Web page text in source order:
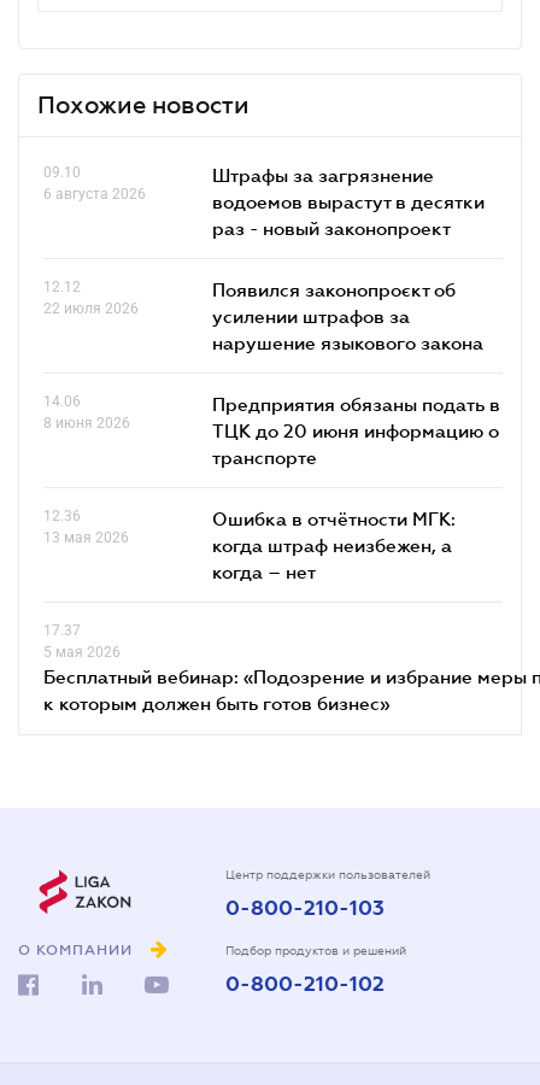
Похожие новости
09.10
6 августа 2026
Штрафы за загрязнение
водоемов вырастут в десятки
раз - новый законопроект
12.12
22 июля 2026
Появился законопроєкт об
усилении штрафов за
нарушение языкового закона
14.06
8 июня 2026
Предприятия обязаны подать в
ТЦК до 20 июня информацию о
транспорте
12.36
13 мая 2026
Ошибка в отчётности МГК:
когда штраф неизбежен, а
когда – нет
17.37
5 мая 2026
Бесплатный вебинар: «Подозрение и избрание меры
к которым должен быть готов бизнес»
О КОМПАНИИ
Центр поддержки пользователей
0-800-210-103
Подбор продуктов и решений
0-800-210-102